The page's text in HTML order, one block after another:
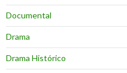
Documental
Drama
Drama Histórico